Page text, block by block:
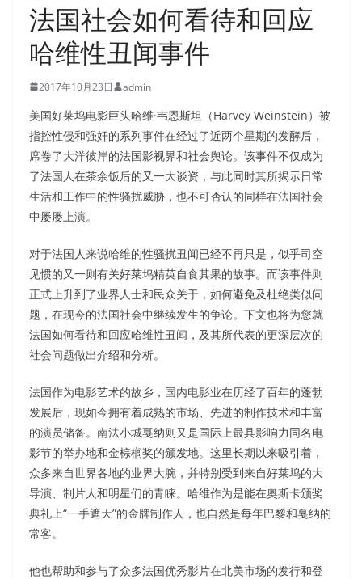
法国社会如何看待和回应
哈维性丑闻事件
2017年10月23日 admin
美国好莱坞电影巨头哈维·韦恩斯坦（Harvey Weinstein）被
指控性侵和强奸的系列事件在经过了近两个星期的发酵后，
席卷了大洋彼岸的法国影视界和社会舆论。该事件不仅成为
了法国人在茶余饭后的又一大谈资，与此同时其所揭示日常
生活和工作中的性骚扰威胁，也不可否认的同样在法国社会
中屡屡上演。
对于法国人来说哈维的性骚扰丑闻已经不再只是，似乎司空
见惯的又一则有关好莱坞精英自食其果的故事。而该事件则
正式上升到了业界人士和民众关于，如何避免及杜绝类似问
题，在现今的法国社会中继续发生的争论。下文也将为您就
法国如何看待和回应哈维性丑闻，及其所代表的更深层次的
社会问题做出介绍和分析。
法国作为电影艺术的故乡，国内电影业在历经了百年的蓬勃
发展后，现如今拥有着成熟的市场、先进的制作技术和丰富
的演员储备。南法小城戛纳则又是国际上最具影响力同名电
影节的举办地和金棕榈奖的颁发地。这里长期以来吸引着，
众多来自世界各地的业界大腕，并特别受到来自好莱坞的大
导演、制片人和明星们的青睐。哈维作为是能在奥斯卡颁奖
典礼上“一手遮天”的金牌制作人，也自然是每年巴黎和戛纳的
常客。
他也帮助和参与了众多法国优秀影片在北美市场的发行和登